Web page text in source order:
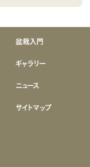
盆栽入門
ギャラリー
ニュース
サイトマップ